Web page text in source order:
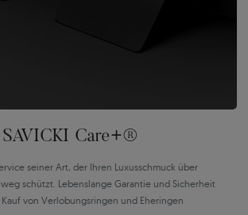
SAVICKI Care+®
seiner Art, der Ihren Luxusschmuck über
schützt. Lebenslange Garantie und Sicherheit
von Verlobungsringen und Eheringen